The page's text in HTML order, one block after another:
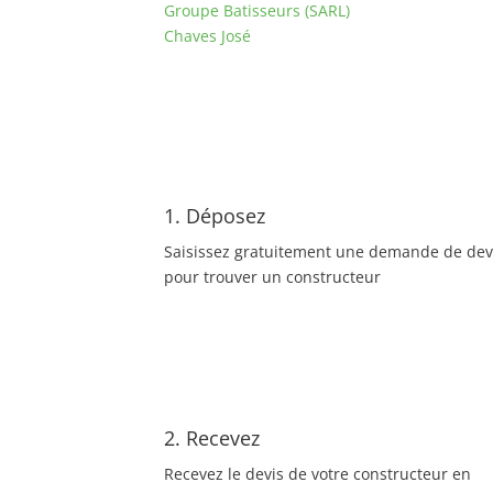
Groupe Batisseurs (SARL)
Chaves José
1. Déposez
Saisissez gratuitement une demande de
pour trouver un constructeur
2. Recevez
Recevez le devis de votre constructeur en